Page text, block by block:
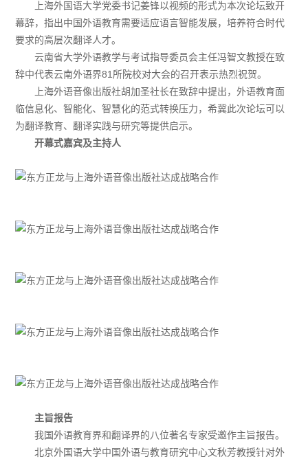
上海外国语大学党委书记姜锋以视频的形式为本次论坛致开
幕辞，指出中国外语教育需要适应语言智能发展，培养符合时代
要求的高层次翻译人才。
云南省大学外语教学与考试指导委员会主任冯智文教授在致
辞中代表云南外语界81所院校对大会的召开表示热烈祝贺。
上海外语音像出版社胡加圣社长在致辞中提出，外语教育面
临信息化、智能化、智慧化的范式转换压力，希冀此次论坛可以
为翻译教育、翻译实践与研究等提供启示。
开幕式嘉宾及主持人
主旨报告
我国外语教育界和翻译界的八位著名专家受邀作主旨报告。
北京外国语大学中国外语与教育研究中心文秋芳教授针对外